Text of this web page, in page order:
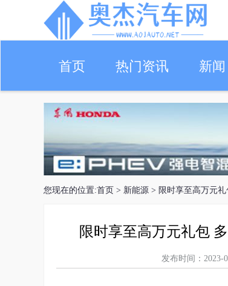
首页 热门资讯 新闻
您现在的位置:首页 > 新能源 > 限时享至高万元
限时享至高万元礼包
发布时间：